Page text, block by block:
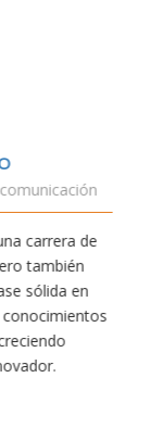
VALENCIA
Teleco-ADE
comprender
diaria. Aunque la
de mi tiempo a
y socorrismo.
sido una de las
tomado.